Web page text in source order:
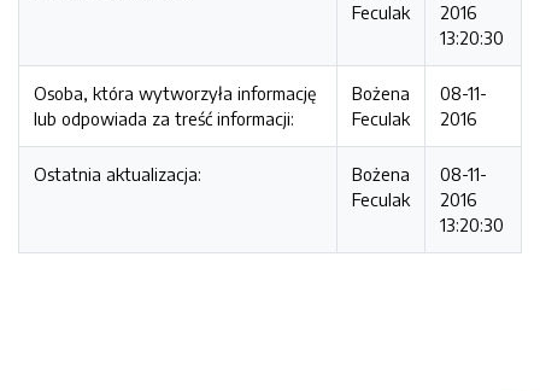
Feculak
2016
13:20:30
Osoba, która wytworzyła informację
lub odpowiada za treść informacji:
Bożena
Feculak
08-11-
2016
Ostatnia aktualizacja:
Bożena
Feculak
08-11-
2016
13:20:30